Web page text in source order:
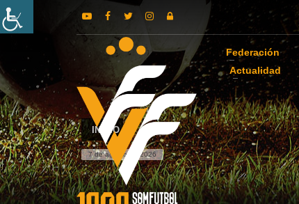
Federación
Actualidad
INICIO
7 de agosto de 2026